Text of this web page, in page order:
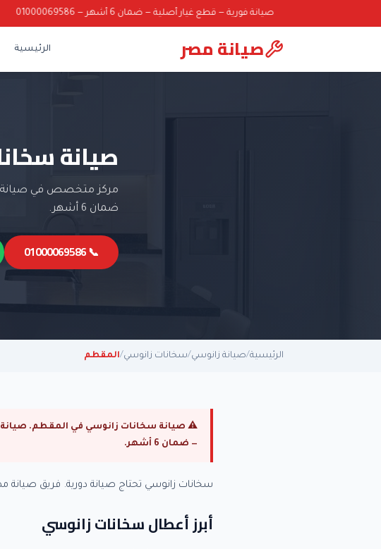
صيانة فورية — قطع غيار أصلية — ضمان 6 أشهر — 01000069586
صيانة مصر الرئيسية
صيانة
مركز متخصص في صيانة
ضمان 6 أشهر.
📞 01000069586
الرئيسية/صيانة زانوسي/سخانات زانوسي/المقطم
— ضمان 6 أشهر.
سخانات زانوسي تحتاج صيانة دورية. فريق
أبرز أعطال سخانات زانوسي